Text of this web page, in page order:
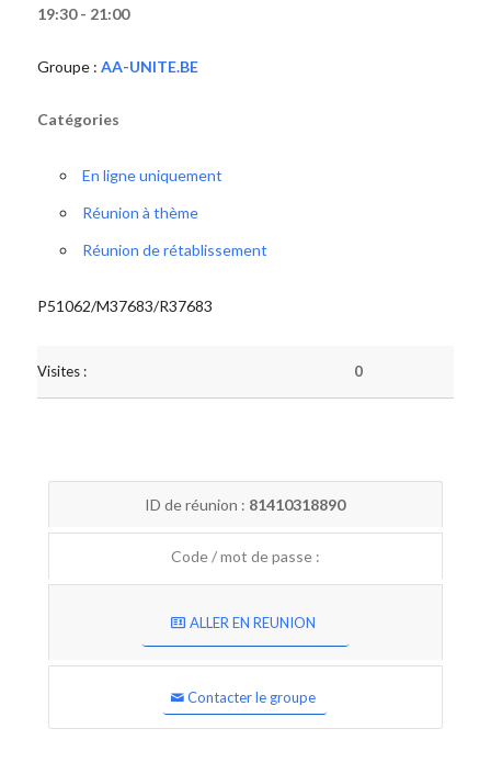
19:30 - 21:00
Groupe : AA-UNITE.BE
Catégories
En ligne uniquement
Réunion à thème
Réunion de rétablissement
P51062/M37683/R37683
Visites : 0
ID de réunion : 81410318890
Code / mot de passe :
ALLER EN REUNION
Contacter le groupe